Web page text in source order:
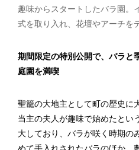
趣味からスタートしたバラ園。
式を取り入れ、花壇やアーチを
期間限定の特別公開で、 バラと
庭園を満喫
聖籠の大地主として町の歴史に
当主の夫人が趣味で始めたとい
大しており、バラが咲く時期の